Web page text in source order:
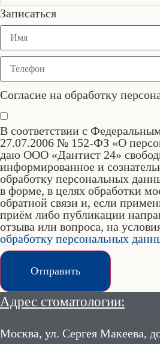
Записаться
Согласие на обработку
В соответствии с
27.07.2006 № 152-ФЗ «О
даю ООО «Дантист 24»
информированное и
обработку персональных
в форме, в целях обработки
обратной связи и, если
приём либо публикации
отзыва или вопроса, на
обработку персональных
Отправить
Адрес стоматологии:
Москва, ул. Сергея Макеева,